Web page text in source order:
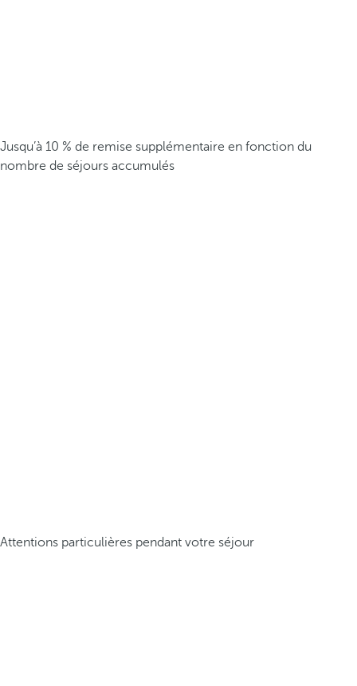
Jusqu’à 10 % de remise supplémentaire en fonction du
nombre de séjours accumulés
Attentions particulières pendant votre séjour